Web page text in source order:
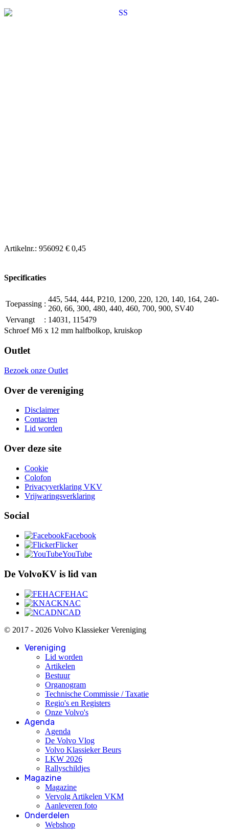
Artikelnr.: 956092 € 0,45
Specificaties
Toepassing :
445, 544, 444, P210, 1200, 220, 120, 140, 164, 240-
260, 66, 300, 480, 440, 460, 700, 900, SV40
Vervangt
: 14031, 115479
Schroef M6 x 12 mm halfbolkop, kruiskop
Outlet
Bezoek onze Outlet
Over de vereniging
Disclaimer
Contacten
Lid worden
Over deze site
Cookie
Colofon
Privacyverklaring VKV
Vrijwaringsverklaring
Social
Facebook
Flicker
YouTube
De VolvoKV is lid van
FEHAC
KNAC
NCAD
© 2017 - 2026 Volvo Klassieker Vereniging
Vereniging
Lid worden
Artikelen
Bestuur
Organogram
Technische Commissie / Taxatie
Regio's en Registers
Onze Volvo's
Agenda
Agenda
De Volvo Vlog
Volvo Klassieker Beurs
LKW 2026
Rallyschildjes
Magazine
Magazine
Vervolg Artikelen VKM
Aanleveren foto
Onderdelen
Webshop